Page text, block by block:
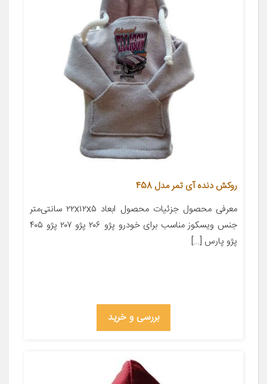
روکش دنده آی تمر مدل 458
معرفی محصول جزئیات محصول ابعاد ۲۲x۱۲x۵ سانتی‌متر
جنس ویسکوز مناسب برای خودرو پژو ۲۰۶ پژو ۲۰۷ پژو ۴۰۵
پژو پارس […]
بررسی و خرید